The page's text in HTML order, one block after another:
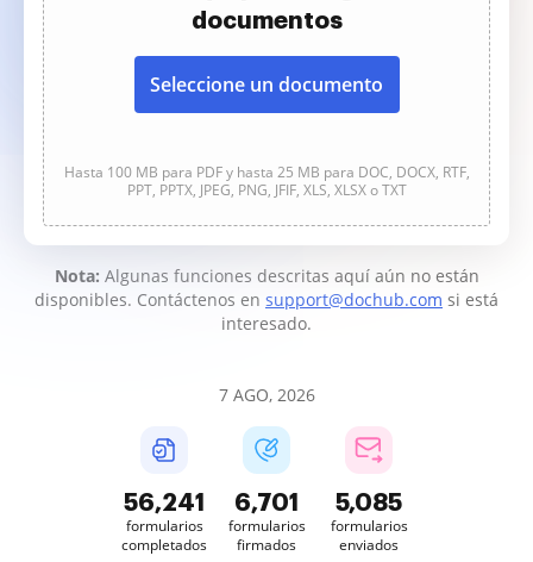
documentos
Seleccione un documento
Hasta 100 MB para PDF y hasta 25 MB para DOC, DOCX, RTF,
PPT, PPTX, JPEG, PNG, JFIF, XLS, XLSX o TXT
Nota: Algunas funciones descritas aquí aún no están
disponibles. Contáctenos en support@dochub.com si está
interesado.
7 AGO, 2026
56,241
formularios
completados
6,701
formularios
firmados
5,085
formularios
enviados